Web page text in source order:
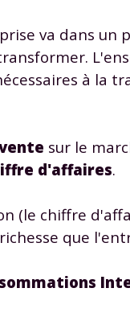
va dans un
à la
sur le
d'affaires.
(le chiffre
que
de
de cours et vidéos,